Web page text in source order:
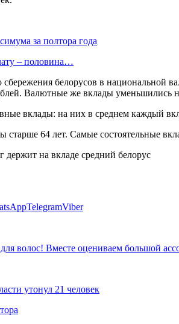
за полтора года
– половина…
белорусов в национальной
Валютные же вклады уменьшились
вклады: на них в среднем каждый
старше 64 лет. Самые состоятельные
TelegramViber
волос! Вместе оцениваем большой
утонул 21 человек